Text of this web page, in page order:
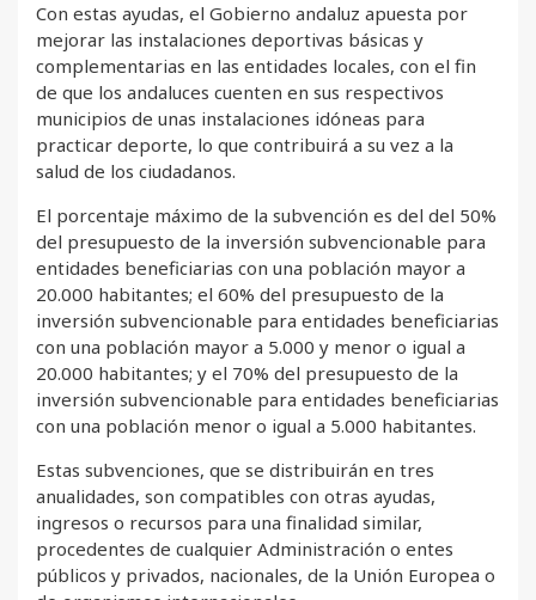
Con estas ayudas, el Gobierno andaluz apuesta por
mejorar las instalaciones deportivas básicas y
complementarias en las entidades locales, con el fin
de que los andaluces cuenten en sus respectivos
municipios de unas instalaciones idóneas para
practicar deporte, lo que contribuirá a su vez a la
salud de los ciudadanos.
El porcentaje máximo de la subvención es del del 50%
del presupuesto de la inversión subvencionable para
entidades beneficiarias con una población mayor a
20.000 habitantes; el 60% del presupuesto de la
inversión subvencionable para entidades beneficiarias
con una población mayor a 5.000 y menor o igual a
20.000 habitantes; y el 70% del presupuesto de la
inversión subvencionable para entidades beneficiarias
con una población menor o igual a 5.000 habitantes.
Estas subvenciones, que se distribuirán en tres
anualidades, son compatibles con otras ayudas,
ingresos o recursos para una finalidad similar,
procedentes de cualquier Administración o entes
públicos y privados, nacionales, de la Unión Europea o